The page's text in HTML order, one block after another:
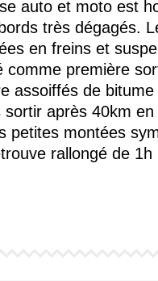
auto et moto est
très dégagés.
en freins et
première
assoiffés de
après 40km
petites montées
rallongé de